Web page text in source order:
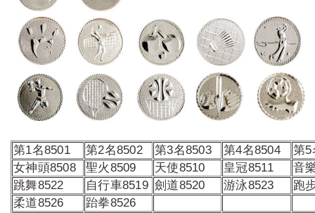
第1名8501 第2名8502 第3名8503 第4名8504
第5
女神頭8508
聖火8509 天使8510 皇冠8511
音
跳舞8522
自行車8519 劍道8520 游泳8523
跑
柔道8526
跆拳8526